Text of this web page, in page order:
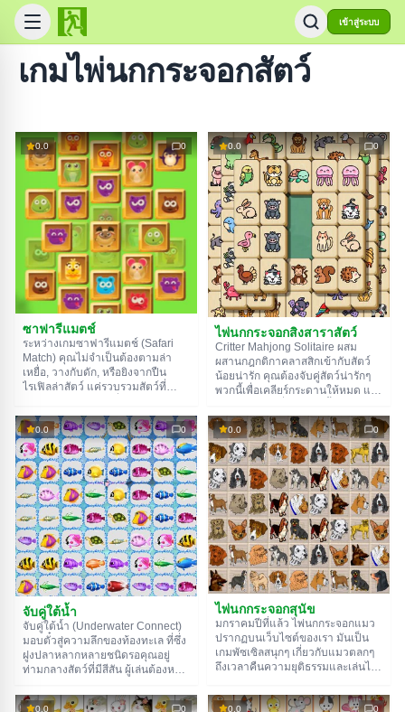
เข้าสู่ระบบ
เกมไพ่นกกระจอกสัตว์
0.0 0
ซาฟารีแมตช์
ระหว่างเกมซาฟารีแมตช์ (Safari
Match) คุณไม่จำเป็นต้องตามล่า
เหยื่อ, วางกับดัก, หรือยิงจากปืน
ไรเฟิลล่าสัตว์ แค่รวบรวมสัตว์ที่
แฝดสามได้ พวกมันจะออกจากสนาม
เล่น และทำต่อไปเรื่อยๆ จนกว่าจะ
ไม่มีใครเหลืออยู่ในด่าน สิ่งสำคัญคือ
ต้องคอยดูตัวจับเวลาที่ด้านบนของ
หน้าจอเป็นระยะๆ ขอให้โชคดี!
0.0 0
ไพ่นกกระจอกสิงสาราสัตว์
Critter Mahjong Solitaire ผสม
ผสานกฎกติกาคลาสสิกเข้ากับสัตว์
น้อยน่ารัก คุณต้องจับคู่สัตว์น่ารักๆ
พวกนี้เพื่อเคลียร์กระดานให้หมด แต่
หรือโดนทับอยู่จะเลือกไม่ได้ คุณต้อง
เคลียร์ไพ่ข้างๆ ออกไปก่อน และอย่า
ลืมดูเวลาที่วิ่งอยู่ด้านบนของหน้าจอ
ด้วยล่ะ ลุยเลย!
0.0 0
จับคู่ใต้น้ำ
จับคู่ใต้น้ำ (Underwater Connect)
มอบตั๋วสู่ความลึกของท้องทะเล ที่ซึ่ง
ฝูงปลาหลากหลายชนิดรอคุณอยู่
ท่ามกลางสัตว์ที่มีสีสัน ผู้เล่นต้องหา
สามารถจับปลาที่เหมือนกันได้โดย
0.0 0
ไพ่นกกระจอกสุนัข
มกราคมปีที่แล้ว ไพ่นกกระจอกแมว
ปรากฏบนเว็บไซต์ของเรา มันเป็น
เกมพัซเซิลสนุกๆ เกี่ยวกับแมวตลกๆ
ถึงเวลาคืนความยุติธรรมและเล่นไพ่
แล้ว แตกต่างจากคู่แข่ง ในเกมนี้คุณ
0.0 0 0.0 0